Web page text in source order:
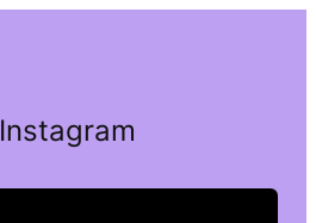
Instagram